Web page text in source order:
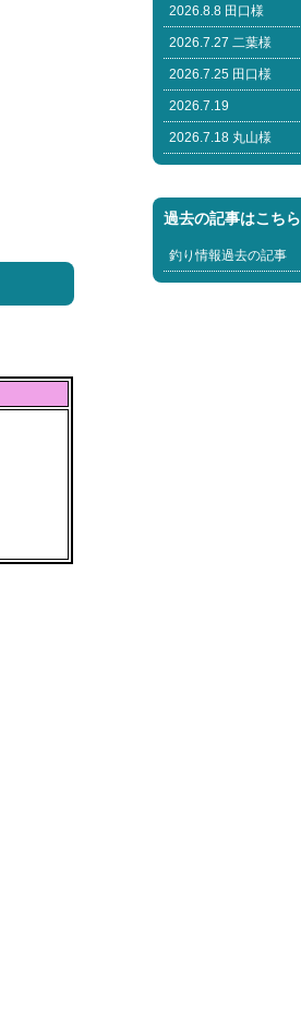
2026.8.8 田口様
2026.7.27 二葉様
2026.7.25 田口様
2026.7.19
2026.7.18 丸山様
過去の記事はこちら
釣り情報過去の記事